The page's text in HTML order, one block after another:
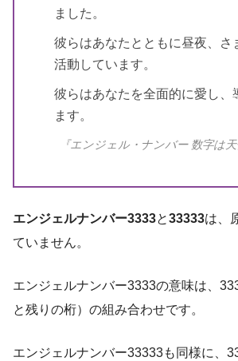
ました。
彼らはあなたとともに昼夜、さ
活動しています。
彼らはあなたを全面的に愛し、
ます。
『エンジェル・ナンバー 数字は
エンジェルナンバー3333と33333は、
ていません。
エンジェルナンバー3333の意味は、
と残りの桁）の組み合わせです。
エンジェルナンバー33333も同様に、